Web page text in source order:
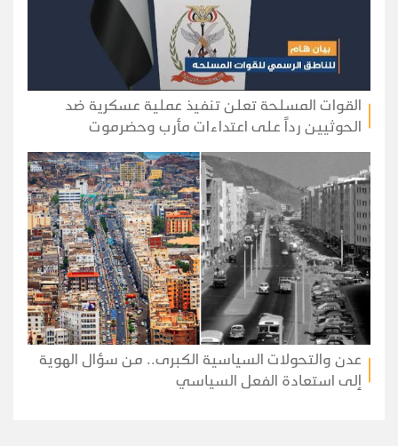
القوات المسلحة تعلن تنفيذ عملية عسكرية ضد
الحوثيين رداً على اعتداءات مأرب وحضرموت
عدن والتحولات السياسية الكبرى.. من سؤال الهوية
إلى استعادة الفعل السياسي